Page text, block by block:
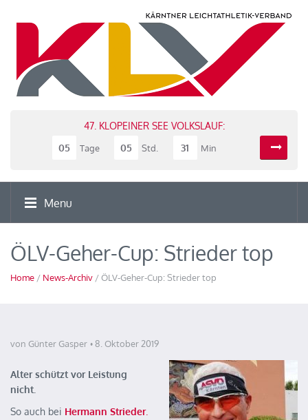
47. KLOPEINER SEE VOLKSLAUF:
05
Tage 05 Std. 31 Min
Menu
ÖLV-Geher-Cup: Strieder top
Home / News-Archiv / ÖLV-Geher-Cup: Strieder top
von Günter Gasper 8. Oktober 2019
Alter schützt vor Leistung
nicht.
So auch bei Hermann Strieder.